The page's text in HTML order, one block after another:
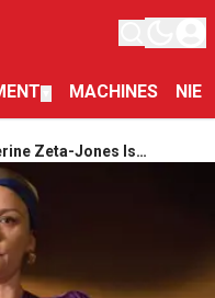
MACHINES
Zeta-Jones Is
Drugbarones In
Godmother